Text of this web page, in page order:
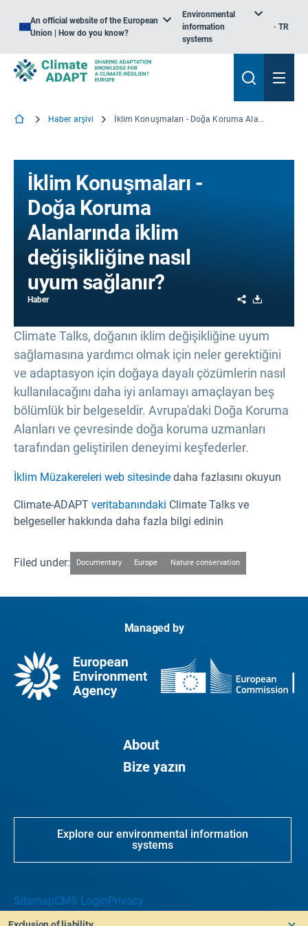
An official website of the European
Union | How do you know?
Environmental
information
systems
TR
Haber arşivi İklim Konuşmaları - Doğa Koruma Alanlarında iklim değişikliğine nasıl uyum sağlanır?
İklim Konuşmaları -
Doğa Koruma
Alanlarında iklim
değişikliğine nasıl
uyum sağlanır?
Haber Share
Climate Talks, doğanın iklim değişikliğine uyum
sağlamasına yardımcı olmak için neler gerektiğini
ve adaptasyon için doğaya dayalı çözümlerin nasıl
kullanılacağını daha iyi anlamayı amaçlayan beş
bölümlük bir belgeseldir. Avrupa'daki Doğa Koruma
Alanları ve çevresinde doğa koruma uzmanları
tarafından geliştirilen deneyimi keşfederler.
İklim Müzakereleri web sitesinde daha fazlasını okuyun
Climate-ADAPT veritabanındaki Climate Talks ve
belgeseller hakkında daha fazla bilgi edinin
Filed under: Documentary Europe Nature conservation
Managed by
About
Bize yazın
Explore our environmental information
systems
SitemapCMS Login Privacy